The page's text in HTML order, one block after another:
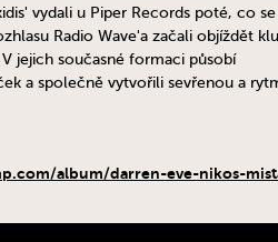
vydali u Piper Records poté, co se
Radio Wave'a začali objíždět
jejich současné formaci působí
a společně vytvořili sevřenou a
album/darren-eve-nikos-